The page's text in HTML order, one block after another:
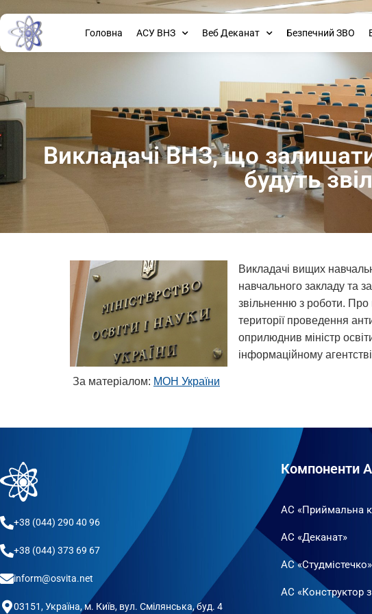
Головна АСУ ВНЗ Веб Деканат Безпечний ЗВО
Викладачі ВНЗ, що
будуть
Викладачі вищих
навчального закладу та
звільненню з роботи. Про
території проведення
оприлюднив міністр
інформаційному
За матеріалом: МОН України
+38 (044) 290 40 96
+38 (044) 373 69 67
inform@osvita.net
03151, Україна, м. Київ, вул. Смілянська, буд. 4
Компоненти
АС «Приймальна
АС «Деканат»
АС «Студмістечко»
АС «Конструктор